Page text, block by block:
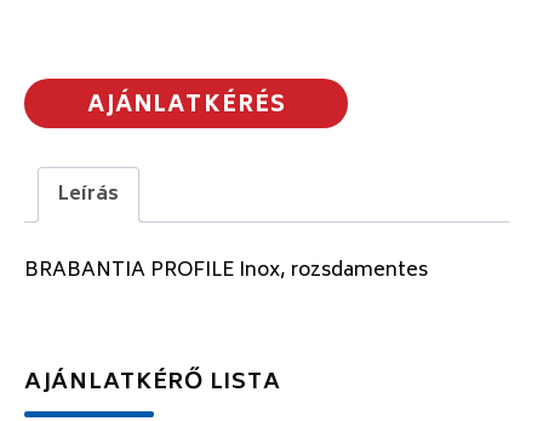
AJÁNLATKÉRÉS
Leírás
BRABANTIA PROFILE Inox, rozsdamentes
AJÁNLATKÉRŐ LISTA